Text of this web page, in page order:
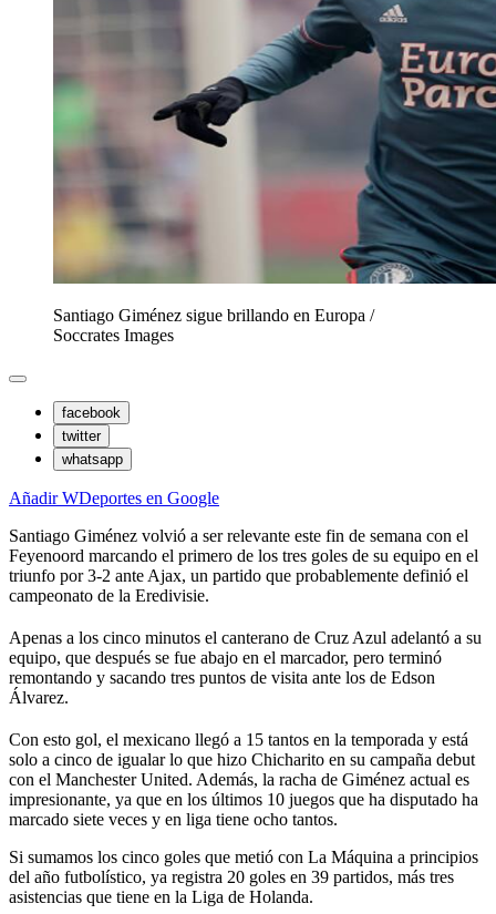
Santiago Giménez sigue brillando en Europa /
Soccrates Images
facebook
twitter
whatsapp
Añadir WDeportes en Google
Santiago Giménez volvió a ser relevante este fin de semana con el
Feyenoord marcando el primero de los tres goles de su equipo en el
triunfo por 3-2 ante Ajax, un partido que probablemente definió el
campeonato de la Eredivisie.
Apenas a los cinco minutos el canterano de Cruz Azul adelantó a su
equipo, que después se fue abajo en el marcador, pero terminó
remontando y sacando tres puntos de visita ante los de Edson
Álvarez.
Con esto gol, el mexicano llegó a 15 tantos en la temporada y está
solo a cinco de igualar lo que hizo Chicharito en su campaña debut
con el Manchester United. Además, la racha de Giménez actual es
impresionante, ya que en los últimos 10 juegos que ha disputado ha
marcado siete veces y en liga tiene ocho tantos.
Si sumamos los cinco goles que metió con La Máquina a principios
del año futbolístico, ya registra 20 goles en 39 partidos, más tres
asistencias que tiene en la Liga de Holanda.